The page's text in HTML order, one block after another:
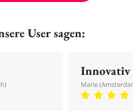
User sagen:
Innovativ
Marie